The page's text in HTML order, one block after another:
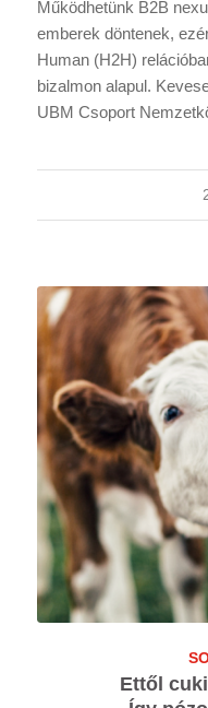
Működhetünk B2B
emberek döntenek,
Human (H2H)
bizalmon alapul.
UBM Csoport
Ettől